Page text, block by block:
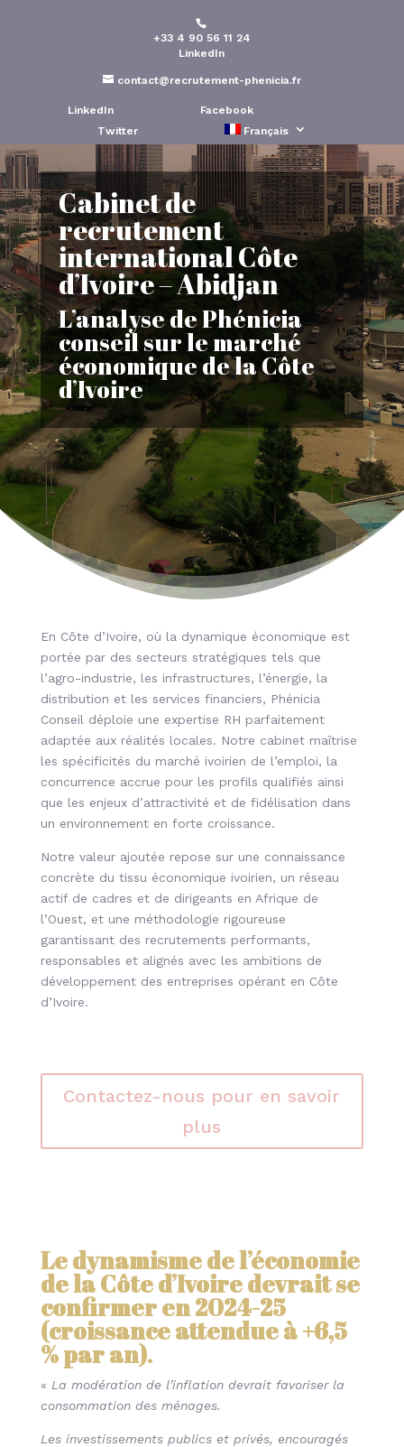
+33 4 90 56 11 24
LinkedIn
contact@recrutement-phenicia.fr
LinkedIn
Facebook
Twitter
Français
Cabinet de
recrutement
international Côte
d’Ivoire – Abidjan
L’analyse de Phénicia
conseil sur le marché
économique de la Côte
d’Ivoire
En Côte d’Ivoire, où la dynamique économique est
portée par des secteurs stratégiques tels que
l’agro-industrie, les infrastructures, l’énergie, la
distribution et les services financiers, Phénicia
Conseil déploie une expertise RH parfaitement
adaptée aux réalités locales. Notre cabinet maîtrise
les spécificités du marché ivoirien de l’emploi, la
concurrence accrue pour les profils qualifiés ainsi
que les enjeux d’attractivité et de fidélisation dans
un environnement en forte croissance.
Notre valeur ajoutée repose sur une connaissance
concrète du tissu économique ivoirien, un réseau
actif de cadres et de dirigeants en Afrique de
l’Ouest, et une méthodologie rigoureuse
garantissant des recrutements performants,
responsables et alignés avec les ambitions de
développement des entreprises opérant en Côte
d’Ivoire.
Contactez-nous pour en savoir
plus
Le dynamisme de l’économie
de la Côte d’Ivoire devrait se
confirmer en 2024-25
(croissance attendue à +6,5
% par an).
« La modération de l’inflation devrait favoriser la
consommation des ménages.
Les investissements publics et privés, encouragés